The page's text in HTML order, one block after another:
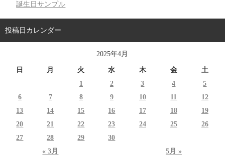
誕生日サンプル
投稿日カレンダー
2025年4月
日 月 火 水 木 金 土
« 3月 5月 »
1 2 3 4
5
6
7 8 9 10 11
12
13
14 15 16 17 18
19
20
21 22 23 24 25
26
27
28 29 30